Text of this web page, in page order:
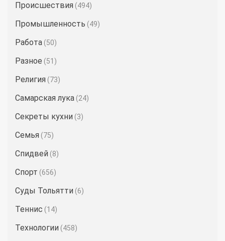
Происшествия (494)
Промышленность (49)
Работа (50)
Разное (51)
Религия (73)
Самарская лука (24)
Секреты кухни (3)
Семья (75)
Спидвей (8)
Спорт (656)
Суды Тольятти (6)
Теннис (14)
Технологии (458)